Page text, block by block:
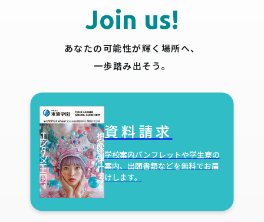
Join us!
あなたの可能性が輝く場所へ、
一歩踏み出そう。
資料請求
学校案内パンフレットや学生寮の
案内、出願書類などを無料でお届
けします。